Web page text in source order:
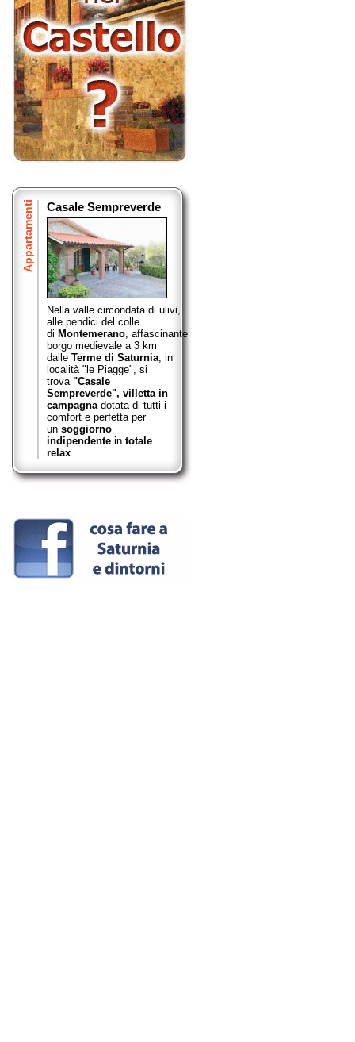
Appartamenti Casale Sempreverde
Nella valle circondata di ulivi,
alle pendici del colle
di Montemerano, affascinante
borgo medievale a 3 km
dalle Terme di Saturnia, in
località "le Piagge", si
trova "Casale
Sempreverde", villetta in
campagna dotata di tutti i
comfort e perfetta per
un soggiorno
indipendente in totale
relax.